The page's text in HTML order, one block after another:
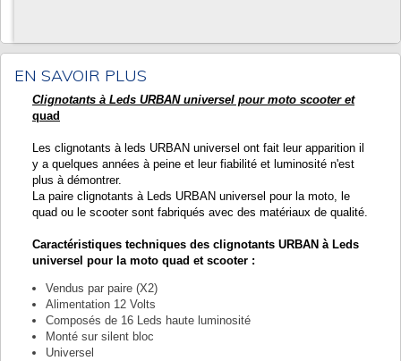
EN SAVOIR PLUS
Clignotants à Leds URBAN universel pour moto scooter et
quad
Les clignotants à leds URBAN universel ont fait leur apparition il
y a quelques années à peine et leur fiabilité et luminosité n'est
plus à démontrer.
La paire clignotants à Leds URBAN universel pour la moto, le
quad ou le scooter sont fabriqués avec des matériaux de qualité.
Caractéristiques techniques des clignotants URBAN à Leds
universel pour la moto quad et scooter :
Vendus par paire (X2)
Alimentation 12 Volts
Composés de 16 Leds haute luminosité
Monté sur silent bloc
Universel